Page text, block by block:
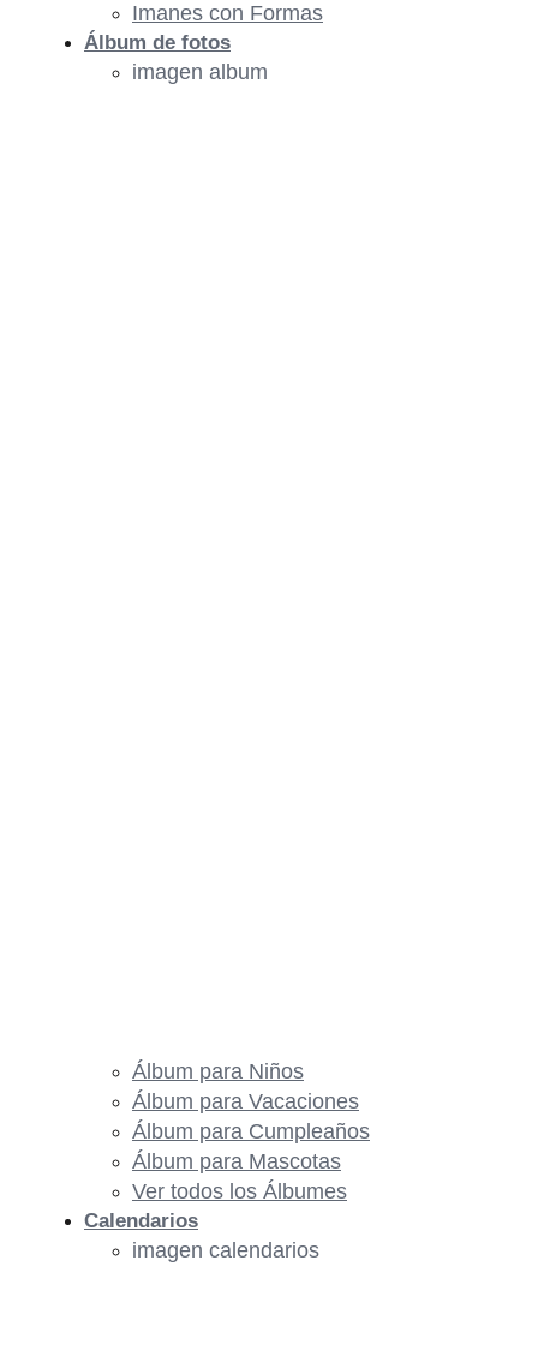
Imanes con Formas
Álbum de fotos
imagen album
Álbum para Niños
Álbum para Vacaciones
Álbum para Cumpleaños
Álbum para Mascotas
Ver todos los Álbumes
Calendarios
imagen calendarios